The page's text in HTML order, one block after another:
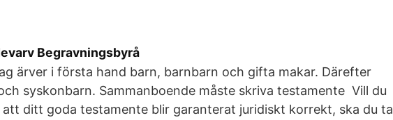
Begravningsbyrå
ärver i första hand barn, barnbarn och gifta makar. Därefter
syskonbarn. Sammanboende måste skriva testamente Vill du
att ditt goda testamente blir garanterat juridiskt korrekt, ska du ta